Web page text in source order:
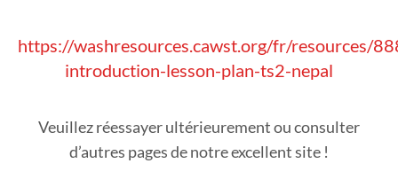
https://washresources.cawst.org/fr/resources/
introduction-lesson-plan-ts2-nepal
Veuillez réessayer ultérieurement ou consulter
d’autres pages de notre excellent site !